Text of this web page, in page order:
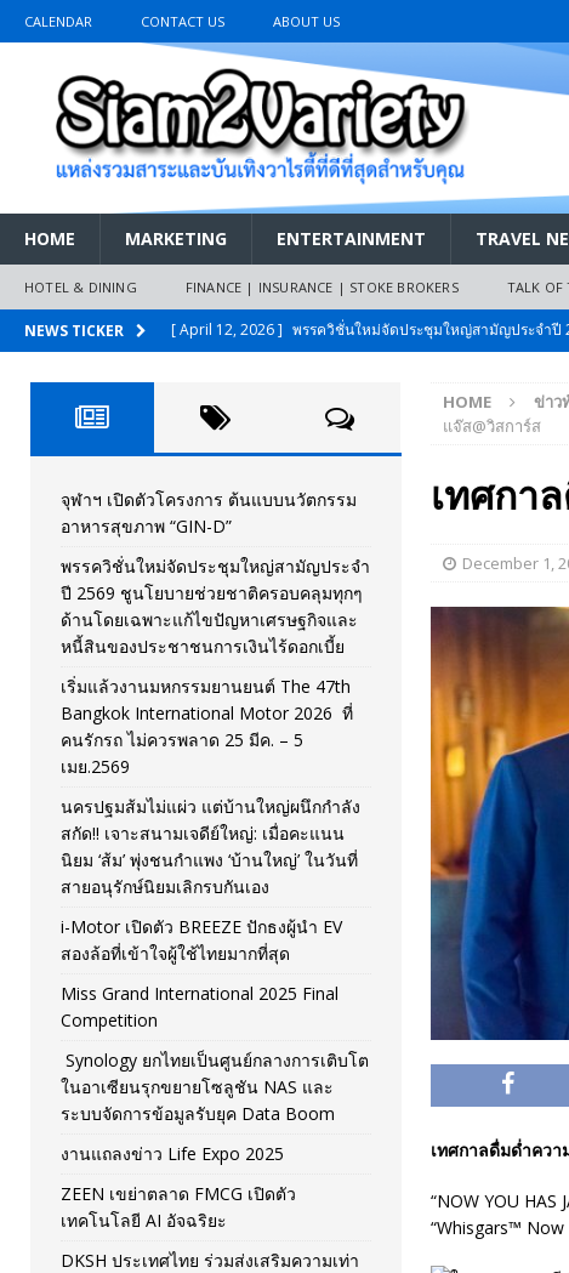
CALENDAR CONTACT US ABOUT US
HOME MARKETING ENTERTAINMENT TRAVEL
HOTEL & DINING FINANCE | INSURANCE | STOKE BROKERS TALK OF
NEWS TICKER [ March 26, 2026 ] เริ่มแล้วงานมหกรรมยานยนต์ The 47th
[ February 10, 2026 ]
นครปฐมส้มไม่แผ่ว แต่บ้านใหญ่ผนึกกำลั
วันที่สายอนุรักษ์นิยมเลิกรบกันเอง
PR NEWS
[ November 26, 2025 ] i-Motor เปิดตัว BREEZE ปักธงผู้นำ
[ April 30, 2026 ]
[ April 12, 2026 ] พรรควิชั่นใหม่จัดประชุมใหญ่สามัญประจำปี
และหนี้สินของประชาชนการเงินไร้ดอกเบี้ย
HOME ข่าว
แจ๊ส@วิสการ์ส
เทศกา
December 1,
เทศกาลดื่มด่ำคว
“NOW YOU
“Whisgars™
จุฬาฯ เปิดตัวโครงการ ต้นแบบนวัตกรรม
อาหารสุขภาพ “GIN-D”
พรรควิชั่นใหม่จัดประชุมใหญ่สามัญประจำ
ปี 2569 ชูนโยบายช่วยชาติครอบคลุมทุกๆ
ด้านโดยเฉพาะแก้ไขปัญหาเศรษฐกิจและ
หนี้สินของประชาชนการเงินไร้ดอกเบี้ย
เริ่มแล้วงานมหกรรมยานยนต์ The 47th
Bangkok International Motor 2026 ที่
คนรักรถ ไม่ควรพลาด 25 มีค. – 5
เมย.2569
นครปฐมส้มไม่แผ่ว แต่บ้านใหญ่ผนึกกำลัง
สกัด!! เจาะสนามเจดีย์ใหญ่: เมื่อคะแนน
นิยม ‘ส้ม’ พุ่งชนกำแพง ‘บ้านใหญ่’ ในวันที่
สายอนุรักษ์นิยมเลิกรบกันเอง
i-Motor เปิดตัว BREEZE ปักธงผู้นำ EV
สองล้อที่เข้าใจผู้ใช้ไทยมากที่สุด
Miss Grand International 2025 Final
Competition
Synology ยกไทยเป็นศูนย์กลางการเติบโต
ในอาเซียนรุกขยายโซลูชัน NAS และ
ระบบจัดการข้อมูลรับยุค Data Boom
งานแถลงข่าว Life Expo 2025
ZEEN เขย่าตลาด FMCG เปิดตัว
เทคโนโลยี AI อัจฉริยะ
DKSH ประเทศไทย ร่วมส่งเสริมความเท่า